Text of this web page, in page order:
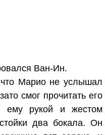
Ван-Ин.
Марио не услышал
смог прочитать его
ему рукой и жестом
два бокала. Он